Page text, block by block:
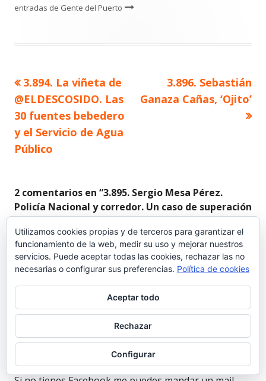
entradas de Gente del Puerto
Navegación
de
entradas
Artículo
anterior
3.894. La viñeta de
@ELDESCOSIDO. Las
30 fuentes bebedero
y el Servicio de Agua
Público
Artículo
siguiente
3.896. Sebastián
Ganaza Cañas, ‘Ojito’
2 comentarios en “3.895. Sergio Mesa Pérez.
Policía Nacional y corredor. Un caso de superación
personal”
Sergio Mesa
26 febrero 2019 a las 16:14
Hola Jose Antonio. Vaya historia la tuya también.
Puedes ponerte en contacto conmigo mediante
privado en perfil de Facebook o mediante la página
que administro de Facebook Historias De Superación.
Utilizamos cookies propias y de terceros para garantizar el
funcionamiento de la web, medir su uso y mejorar nuestros
servicios. Puede aceptar todas las cookies, rechazar las no
necesarias o configurar sus preferencias. Política de cookies
Aceptar todo
Rechazar
Configurar